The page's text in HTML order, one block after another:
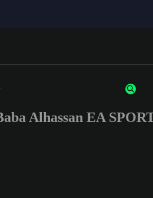
of 3 characters or numbers
Alhassan EA